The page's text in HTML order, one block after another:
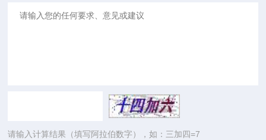
请输入计算结果（填写阿拉伯数字），如：三加四=7